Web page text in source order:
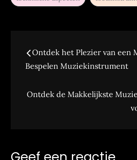
Ontdek het Plezier van een
Bespelen Muziekinstrument
Ontdek de Makkelijkste